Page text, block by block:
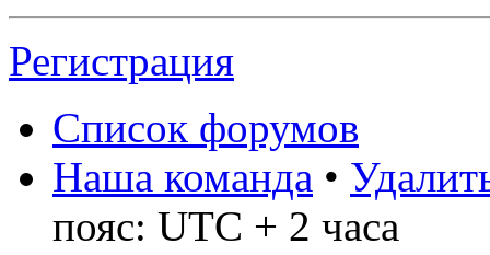
Регистрация
Список форумов
Наша команда •
пояс: UTC + 2 часа